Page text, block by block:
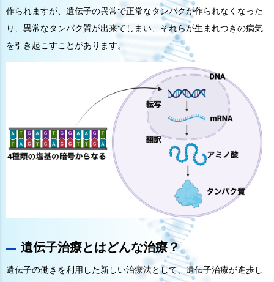
作られますが、遺伝子の異常で正常なタンパクが作られなくなった
り、異常なタンパク質が出来てしまい、それらが生まれつきの病気
を引き起こすことがあります。
遺伝子治療とはどんな治療？
遺伝子の働きを利用した新しい治療法として、遺伝子治療が進歩し